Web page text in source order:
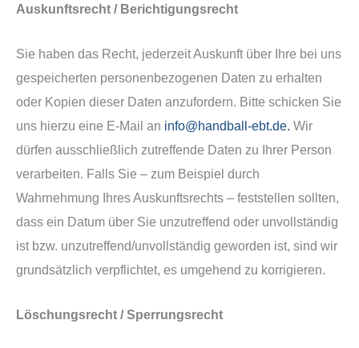
Auskunftsrecht / Berichtigungsrecht
Sie haben das Recht, jederzeit Auskunft über Ihre bei uns
gespeicherten personenbezogenen Daten zu erhalten
oder Kopien dieser Daten anzufordern. Bitte schicken Sie
uns hierzu eine E-Mail an info@handball-ebt.de. Wir
dürfen ausschließlich zutreffende Daten zu Ihrer Person
verarbeiten. Falls Sie – zum Beispiel durch
Wahrnehmung Ihres Auskunftsrechts – feststellen sollten,
dass ein Datum über Sie unzutreffend oder unvollständig
ist bzw. unzutreffend/unvollständig geworden ist, sind wir
grundsätzlich verpflichtet, es umgehend zu korrigieren.
Löschungsrecht / Sperrungsrecht